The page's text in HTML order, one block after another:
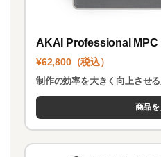
AKAI Professional MPC
¥62,800（税込）
制作の効率を大きく向上させる
商品